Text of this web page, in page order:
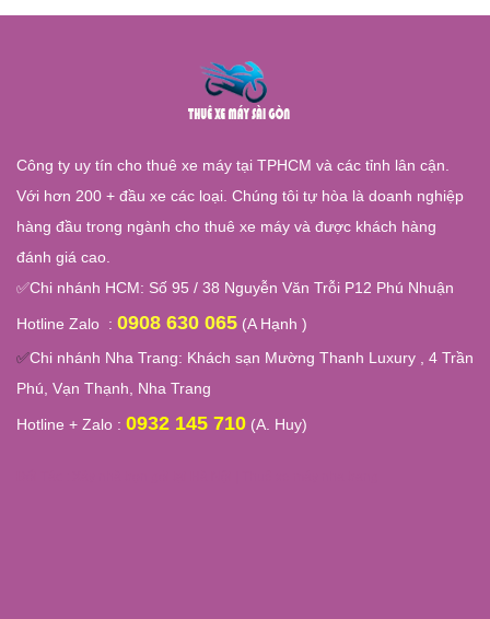
Công ty uy tín cho thuê xe máy tại TPHCM và các tỉnh lân cận.
Với hơn 200 + đầu xe các loại. Chúng tôi tự hòa là doanh nghiệp
hàng đầu trong ngành cho thuê xe máy và được khách hàng
đánh giá cao.
✅Chi nhánh HCM: Số 95 / 38 Nguyễn Văn Trỗi P12 Phú Nhuận
Hotline Zalo : 0908 630 065 (A Hạnh )
✅Chi nhánh Nha Trang: Khách sạn Mường Thanh Luxury , 4 Trần
Phú, Vạn Thạnh, Nha Trang
Hotline + Zalo : 0932 145 710 (A. Huy)